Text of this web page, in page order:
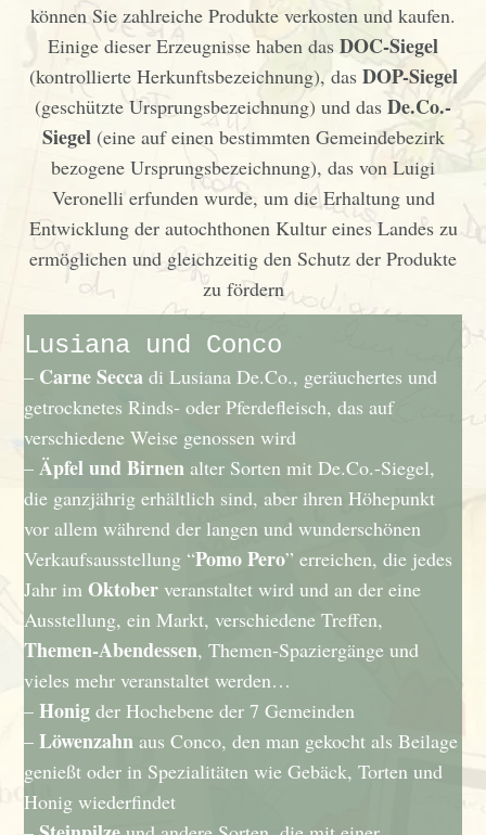
können Sie zahlreiche Produkte verkosten und kaufen.
Einige dieser Erzeugnisse haben das DOC-Siegel
(kontrollierte Herkunftsbezeichnung), das DOP-Siegel
(geschützte Ursprungsbezeichnung) und das De.Co.-
Siegel(eine auf einen bestimmten Gemeindebezirk
bezogene Ursprungsbezeichnung), das von Luigi
Veronelli erfunden wurde, um die Erhaltung und
Entwicklung der autochthonen Kultur eines Landes zu
ermöglichen und gleichzeitig den Schutz der Produkte
zu fördern
Lusiana und Conco
– Carne Secca di Lusiana De.Co., geräuchertes und
getrocknetes Rinds- oder Pferdefleisch, das auf
verschiedene Weise genossen wird
–Äpfel und Birnen alter Sorten mit De.Co.-Siegel,
die ganzjährig erhältlich sind, aber ihren Höhepunkt
vor allem während der langen und wunderschönen
Verkaufsausstellung “Pomo Pero” erreichen, die jedes
Jahr imOktober veranstaltet wird und an der eine
Ausstellung, ein Markt, verschiedene Treffen,
Themen-Abendessen, Themen-Spaziergänge und
vieles mehr veranstaltet werden…
–Honig der Hochebene der 7 Gemeinden
–Löwenzahn aus Conco, den man gekocht als Beilage
genießt oder in Spezialitäten wie Gebäck, Torten und
Honig wiederfindet